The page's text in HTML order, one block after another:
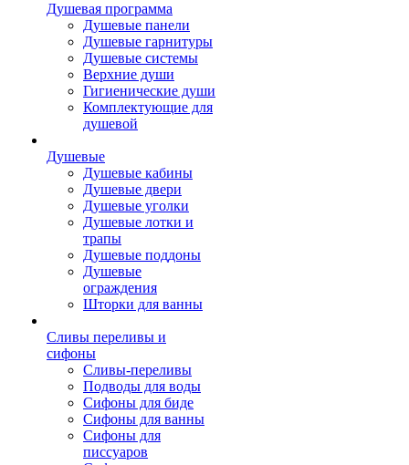
Душевая программа
Душевые панели
Душевые гарнитуры
Душевые системы
Верхние души
Гигиенические души
Комплектующие для
душевой
Душевые
Душевые кабины
Душевые двери
Душевые уголки
Душевые лотки и
трапы
Душевые поддоны
Душевые
ограждения
Шторки для ванны
Сливы переливы и
сифоны
Сливы-переливы
Подводы для воды
Сифоны для биде
Сифоны для ванны
Сифоны для
писсуаров